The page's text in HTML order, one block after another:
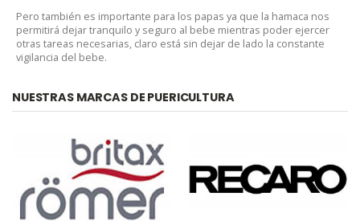
Pero también es importante para los papas ya que la hamaca nos
permitirá dejar tranquilo y seguro al bebe mientras poder ejercer
otras tareas necesarias, claro está sin dejar de lado la constante
vigilancia del bebe.
NUESTRAS MARCAS DE PUERICULTURA